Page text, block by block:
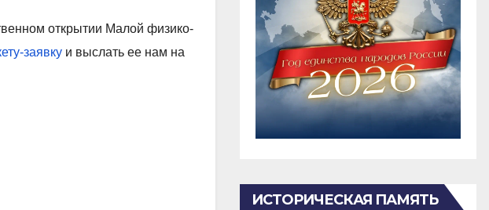
открытии Малой физико-
заявку и выслать ее нам на
ИСТОРИЧЕСКАЯ ПАМЯТЬ